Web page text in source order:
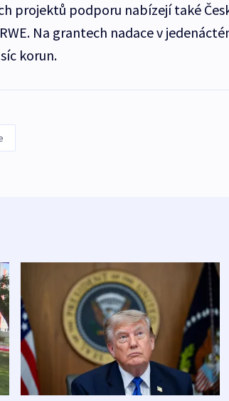
projektů podporu nabízejí také
Na grantech nadace v
korun.